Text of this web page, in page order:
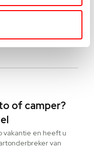
wetgeving voor
wordt uitgebreid
internationaal
of camper?
vakantie en heeft u
van